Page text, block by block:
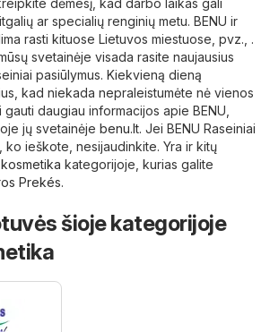
dėmesį, kad darbo laikas gali
ar specialių renginių metu. BENU ir
rasti kituose Lietuvos miestuose, pvz., .
svetainėje visada rasite naujausius
pasiūlymus. Kiekvieną dieną
kad niekada nepraleistumėte nė vienos
daugiau informacijos apie BENU,
jų svetainėje benu.lt. Jei BENU Raseiniai
ko ieškote, nesijaudinkite. Yra ir kitų
kategorijoje, kurias galite
Prekés.
šioje kategorijoje